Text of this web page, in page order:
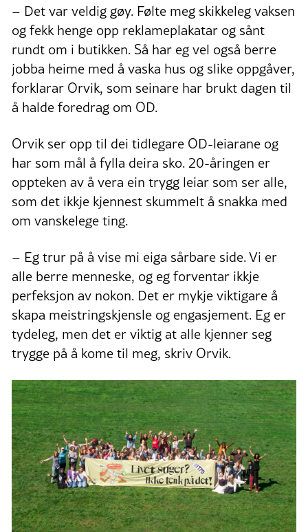
– Det var veldig gøy. Følte meg skikkeleg vaksen
og fekk henge opp reklameplakatar og sånt
rundt om i butikken. Så har eg vel også berre
jobba heime med å vaska hus og slike oppgåver,
forklarar Orvik, som seinare har brukt dagen til
å halde foredrag om OD.
Orvik ser opp til dei tidlegare OD-leiarane og
har som mål å fylla deira sko. 20-åringen er
oppteken av å vera ein trygg leiar som ser alle,
som det ikkje kjennest skummelt å snakka med
om vanskelege ting.
– Eg trur på å vise mi eiga sårbare side. Vi er
alle berre menneske, og eg forventar ikkje
perfeksjon av nokon. Det er mykje viktigare å
skapa meistringskjensle og engasjement. Eg er
tydeleg, men det er viktig at alle kjenner seg
trygge på å kome til meg, skriv Orvik.